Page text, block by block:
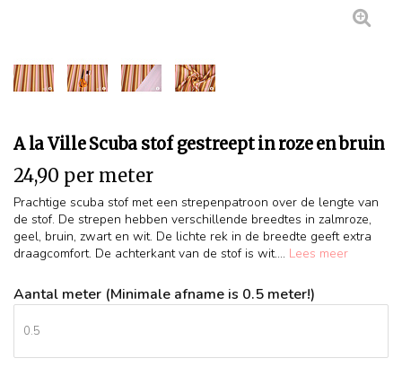
A la Ville Scuba stof gestreept in roze en bruin
24,90 per meter
Prachtige scuba stof met een strepenpatroon over de lengte van
de stof. De strepen hebben verschillende breedtes in zalmroze,
geel, bruin, zwart en wit. De lichte rek in de breedte geeft extra
draagcomfort. De achterkant van de stof is wit.... Lees meer
Aantal meter (Minimale afname is 0.5 meter!)